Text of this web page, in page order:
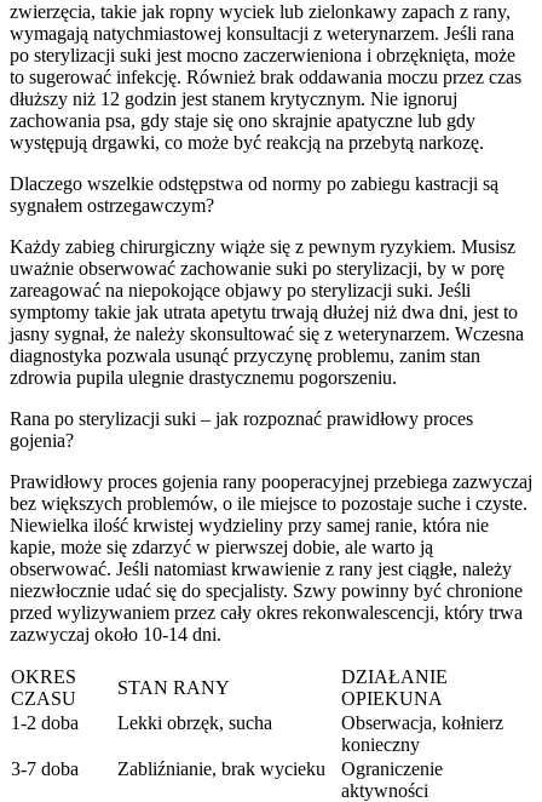
zwierzęcia, takie jak ropny wyciek lub zielonkawy zapach z rany,
wymagają natychmiastowej konsultacji z weterynarzem. Jeśli rana
po sterylizacji suki jest mocno zaczerwieniona i obrzęknięta, może
to sugerować infekcję. Również brak oddawania moczu przez czas
dłuższy niż 12 godzin jest stanem krytycznym. Nie ignoruj
zachowania psa, gdy staje się ono skrajnie apatyczne lub gdy
występują drgawki, co może być reakcją na przebytą narkozę.
Dlaczego wszelkie odstępstwa od normy po zabiegu kastracji są
sygnałem ostrzegawczym?
Każdy zabieg chirurgiczny wiąże się z pewnym ryzykiem. Musisz
uważnie obserwować zachowanie suki po sterylizacji, by w porę
zareagować na niepokojące objawy po sterylizacji suki. Jeśli
symptomy takie jak utrata apetytu trwają dłużej niż dwa dni, jest to
jasny sygnał, że należy skonsultować się z weterynarzem. Wczesna
diagnostyka pozwala usunąć przyczynę problemu, zanim stan
zdrowia pupila ulegnie drastycznemu pogorszeniu.
Rana po sterylizacji suki – jak rozpoznać prawidłowy proces
gojenia?
Prawidłowy proces gojenia rany pooperacyjnej przebiega zazwyczaj
bez większych problemów, o ile miejsce to pozostaje suche i czyste.
Niewielka ilość krwistej wydzieliny przy samej ranie, która nie
kapie, może się zdarzyć w pierwszej dobie, ale warto ją
obserwować. Jeśli natomiast krwawienie z rany jest ciągłe, należy
niezwłocznie udać się do specjalisty. Szwy powinny być chronione
przed wylizywaniem przez cały okres rekonwalescencji, który trwa
zazwyczaj około 10-14 dni.
OKRES
CZASU
STAN RANY
DZIAŁANIE
OPIEKUNA
1-2 doba
Lekki obrzęk, sucha
Obserwacja, kołnierz
konieczny
3-7 doba
Zabliźnianie, brak wycieku
Ograniczenie
aktywności